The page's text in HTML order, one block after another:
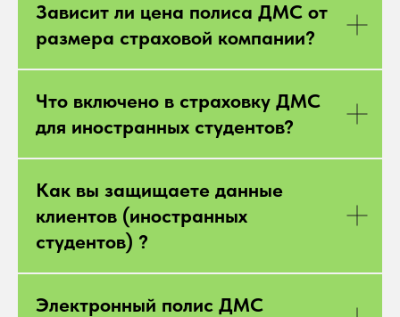
Зависит ли цена полиса ДМС от
размера страховой компании?
Что включено в страховку ДМС
для иностранных студентов?
Как вы защищаете данные
клиентов (иностранных
студентов) ?
Электронный полис ДМС